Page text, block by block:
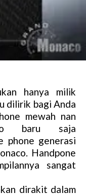
hanya milik
dilirik bagi Anda
mewah nan
baru saja
phone generasi
Handpone
sangat
dirakit dalam